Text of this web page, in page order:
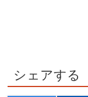
シェアする